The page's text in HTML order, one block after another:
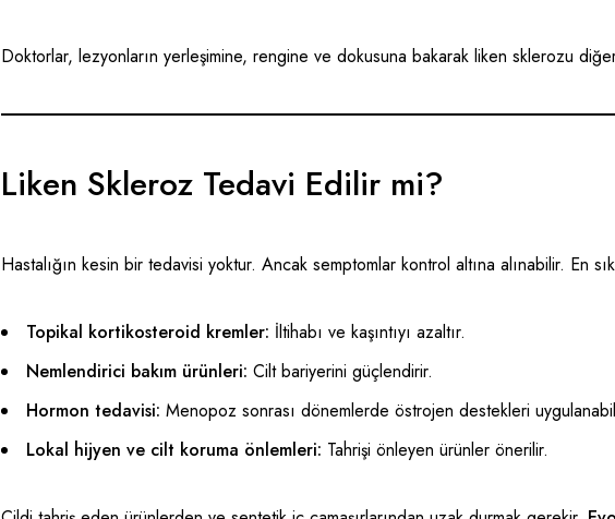
Doktorlar, lezyonların yerleşimine, rengine ve dokusuna bakarak liken sklerozu diğer
Liken Skleroz Tedavi Edilir mi?
Hastalığın kesin bir tedavisi yoktur. Ancak semptomlar kontrol altına alınabilir. En
Topikal kortikosteroid kremler: İltihabı ve kaşıntıyı azaltır.
Nemlendirici bakım ürünleri: Cilt bariyerini güçlendirir.
Hormon tedavisi: Menopoz sonrası dönemlerde östrojen destekleri
Lokal hijyen ve cilt koruma önlemleri: Tahrişi önleyen ürünler önerilir.